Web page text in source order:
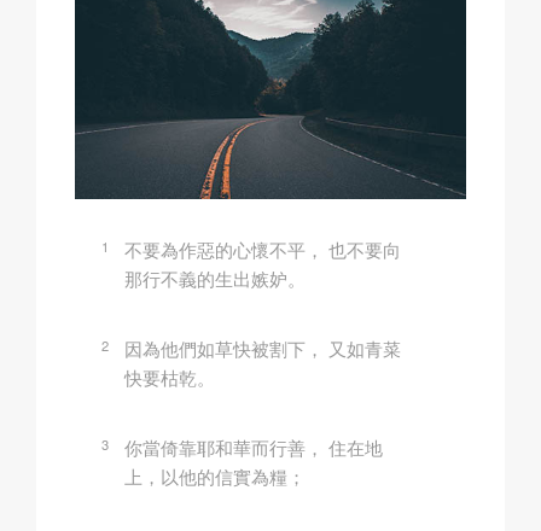
1
不要為作惡的心懷不平， 也不要向
那行不義的生出嫉妒。
2
因為他們如草快被割下， 又如青菜
快要枯乾。
3
你當倚靠耶和華而行善， 住在地
上，以他的信實為糧；